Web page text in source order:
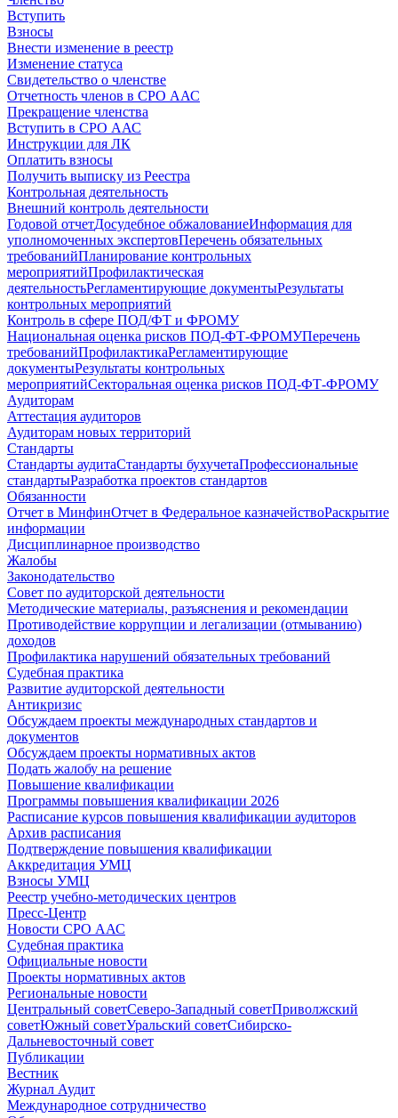
Вступить
Взносы
Внести изменение в реестр
Изменение статуса
Свидетельство о членстве
Отчетность членов в СРО ААС
Прекращение членства
Вступить в СРО ААС
Инструкции для ЛК
Оплатить взносы
Получить выписку из Реестра
Контрольная деятельность
Внешний контроль деятельности
Годовой отчетДосудебное обжалованиеИнформация для
уполномоченных экспертовПеречень обязательных
требованийПланирование контрольных
мероприятийПрофилактическая
деятельностьРегламентирующие документыРезультаты
контрольных мероприятий
Контроль в сфере ПОД/ФТ и ФРОМУ
Национальная оценка рисков ПОД-ФТ-ФРОМУПеречень
требованийПрофилактикаРегламентирующие
документыРезультаты контрольных
мероприятийСекторальная оценка рисков ПОД-ФТ-ФРОМУ
Аудиторам
Аттестация аудиторов
Аудиторам новых территорий
Стандарты
Стандарты аудитаСтандарты бухучетаПрофессиональные
стандартыРазработка проектов стандартов
Обязанности
Отчет в МинфинОтчет в Федеральное казначействоРаскрытие
информации
Дисциплинарное производство
Жалобы
Законодательство
Совет по аудиторской деятельности
Методические материалы, разъяснения и рекомендации
Противодействие коррупции и легализации (отмыванию)
доходов
Профилактика нарушений обязательных требований
Судебная практика
Развитие аудиторской деятельности
Антикризис
Обсуждаем проекты международных стандартов и
документов
Обсуждаем проекты нормативных актов
Подать жалобу на решение
Повышение квалификации
Программы повышения квалификации 2026
Расписание курсов повышения квалификации аудиторов
Архив расписания
Подтверждение повышения квалификации
Аккредитация УМЦ
Взносы УМЦ
Реестр учебно-методических центров
Пресс-Центр
Новости СРО ААС
Судебная практика
Официальные новости
Проекты нормативных актов
Региональные новости
Центральный советСеверо-Западный советПриволжский
советЮжный советУральский советСибирско-
Дальневосточный совет
Публикации
Вестник
Журнал Аудит
Международное сотрудничество